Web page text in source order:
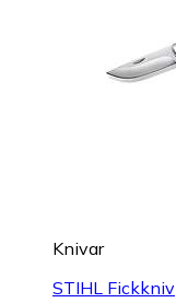
Knivar
STIHL Fickkniv